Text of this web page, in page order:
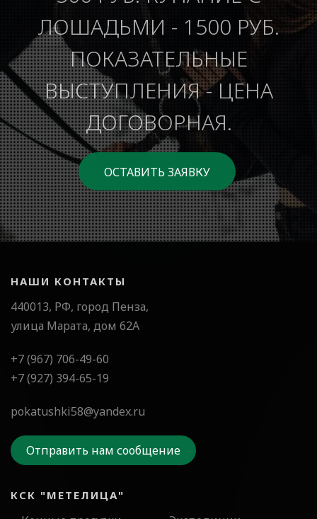
ЛОШАДЬМИ - 1500 РУБ.
ПОКАЗАТЕЛЬНЫЕ
ВЫСТУПЛЕНИЯ - ЦЕНА
ДОГОВОРНАЯ.
ОСТАВИТЬ ЗАЯВКУ
НАШИ КОНТАКТЫ
440013, РФ, город Пенза,
улица Марата, дом 62А
+7 (967) 706-49-60
+7 (927) 394-65-19
pokatushki58@yandex.ru
Отправить нам сообщение
КСК "МЕТЕЛИЦА"